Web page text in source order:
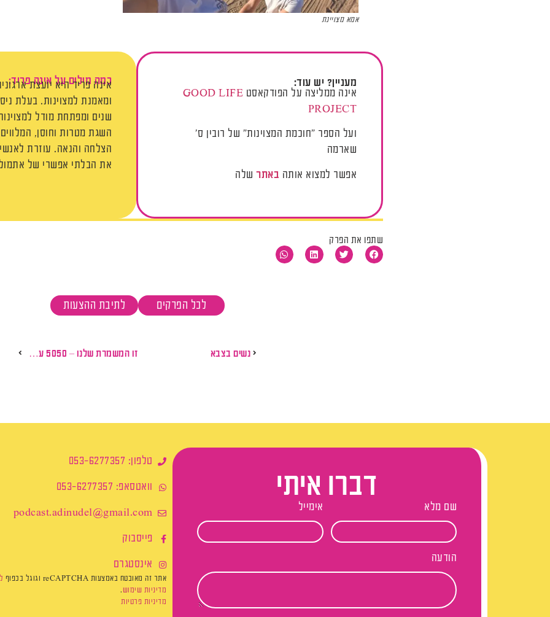
אמא מצויינת
מעניין? יש עוד:
אינה ממליצה על הפודקאסט GOOD LIFE
PROJECT
ועל הספר "חוכמת המצוינות" של רובין ס'
שארמה
אפשר למצוא אותה באתר שלה
כמה מילים על אינה פריד:
אינה פריד היא יועצת
ומאמנת למצוינות. בעלת
שנים ומפתחת מודל
השגת מטרות וחוסן,
הצלחה והנאה. עוזרת
את הבלתי אפשרי של
שתפו את הפרק
לכל הפרקים לתיבת ההצעות
נשים בצבא זו המשמרת שלנו – 5050 עכשיו
דברו איתי
שם מלא אימייל
הודעה
טלפון: 053-6277357
וואטסאפ: 053-6277357
podcast.adinudel@gmail.com​
פייסבוק
אינסטגרם
אתר זה מאובטח באמצעות reCAPTCHA וגוגל בכפוף
מדיניות שימוש .
מדיניות פרטיות